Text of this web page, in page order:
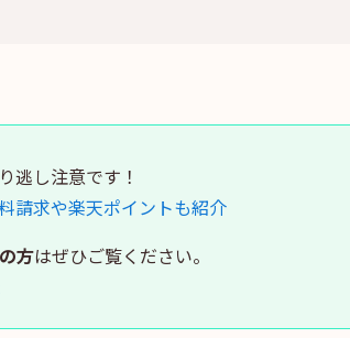
逃し注意です！
請求や楽天ポイントも紹介
方はぜひご覧ください。